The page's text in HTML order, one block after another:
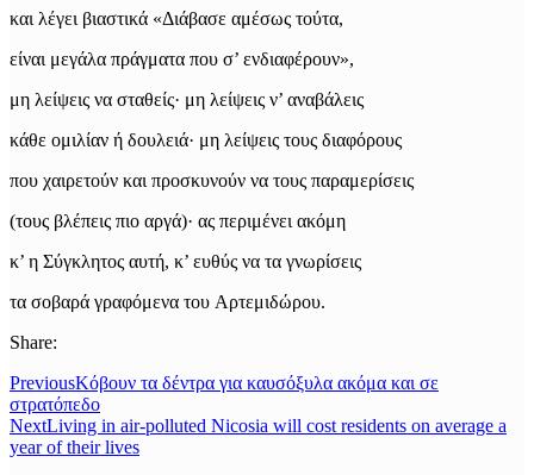
και λέγει βιαστικά «Διάβασε αμέσως τούτα,
είναι μεγάλα πράγματα που σ’ ενδιαφέρουν»,
μη λείψεις να σταθείς· μη λείψεις ν’ αναβάλεις
κάθε ομιλίαν ή δουλειά· μη λείψεις τους διαφόρους
που χαιρετούν και προσκυνούν να τους παραμερίσεις
(τους βλέπεις πιο αργά)· ας περιμένει ακόμη
κ’ η Σύγκλητος αυτή, κ’ ευθύς να τα γνωρίσεις
τα σοβαρά γραφόμενα του Aρτεμιδώρου.
Share:
PreviousΚόβουν τα δέντρα για καυσόξυλα ακόμα και σε
στρατόπεδο
NextLiving in air-polluted Nicosia will cost residents on average a
year of their lives